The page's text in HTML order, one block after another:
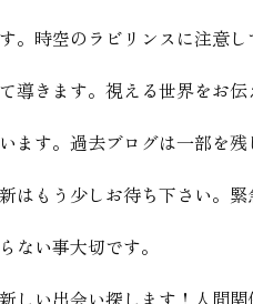
。時空のラビリンスに注意
導きます。視える世界をお
ます。過去ブログは一部を
はもう少しお待ち下さい。緊
ない事大切です。
しい出会い探します！人間